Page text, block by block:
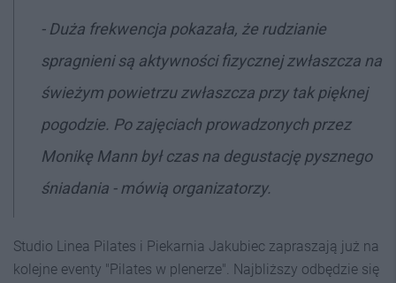
- Duża frekwencja pokazała, że rudzianie
spragnieni są aktywności fizycznej zwłaszcza na
świeżym powietrzu zwłaszcza przy tak pięknej
pogodzie. Po zajęciach prowadzonych przez
Monikę Mann był czas na degustację pysznego
śniadania - mówią organizatorzy.
Studio Linea Pilates i Piekarnia Jakubiec zapraszają już na
kolejne eventy "Pilates w plenerze". Najbliższy odbędzie się